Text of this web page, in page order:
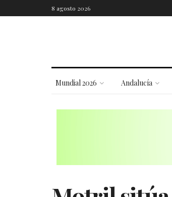
8 agosto 2026
Mundial 2026 Andalucía